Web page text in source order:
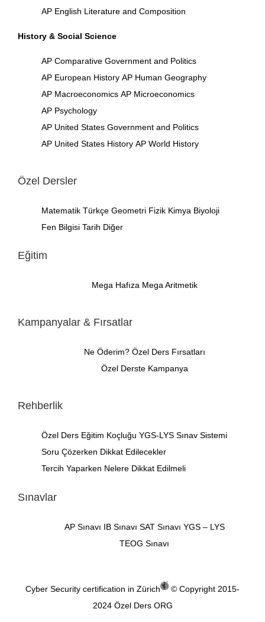
AP English Literature and Composition
History & Social Science
AP Comparative Government and Politics
AP European History AP Human Geography
AP Macroeconomics AP Microeconomics
AP Psychology
AP United States Government and Politics
AP United States History AP World History
Özel Dersler
Matematik Türkçe Geometri Fizik Kimya Biyoloji
Fen Bilgisi Tarih Diğer
Eğitim
Mega Hafıza Mega Aritmetik
Kampanyalar & Fırsatlar
Ne Öderim? Özel Ders Fırsatları
Özel Derste Kampanya
Rehberlik
Özel Ders Eğitim Koçluğu YGS-LYS Sınav Sistemi
Soru Çözerken Dikkat Edilecekler
Tercih Yaparken Nelere Dikkat Edilmeli
Sınavlar
AP Sınavı IB Sınavı SAT Sınavı YGS – LYS
TEOG Sınavı
Cyber Security certification in Zürich
© Copyright 2015-
2024 Özel Ders ORG